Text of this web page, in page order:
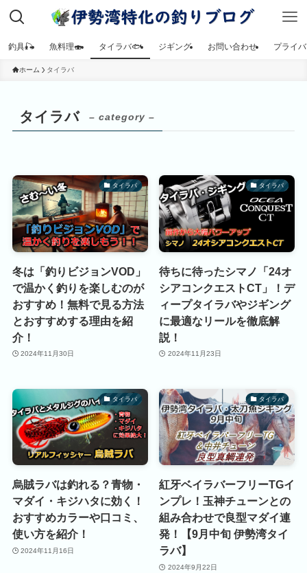
釣具🎣 魚料理🍣 タイラバ🐟 ジギング お問い合わせ プライ
ホーム タイラバ
タイラバ – category –
タイラバ
冬は「釣りビジョンVOD」
で温かく釣りを楽しむのが
おすすめ！無料で見る方法
とおすすめする理由を紹
介！
2024年11月30日
タイラバ
待ちに待ったシマノ「24オ
シアコンクエストCT」！デ
ィープタイラバやジギング
に最適なリールを徹底解
説！
2024年11月23日
タイラバ
烏賊ラバは釣れる？青物・
マダイ・キジハタに効く！
おすすめカラーや口コミ、
使い方を紹介！
2024年11月16日
タイラバ
紅牙ベイラバーフリーTGイ
ンプレ！玉神チューンとの
組み合わせで良型マダイ連
発！【9月中旬 伊勢湾タイ
ラバ】
2024年9月22日